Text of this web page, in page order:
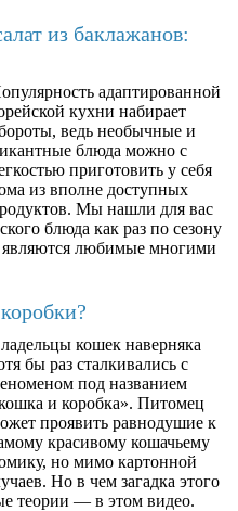
из баклажанов:
адаптированной
кухни набирает
ведь необычные и
блюда можно с
приготовить у себя
из вполне доступных
Мы нашли для вас
блюда как раз по сезону
любимые многими
кошек наверняка
бы раз сталкивались с
под названием
и коробка». Питомец
проявить равнодушие к
красивому кошачьему
но мимо картонной
Но в чем загадка этого
теории — в этом видео.